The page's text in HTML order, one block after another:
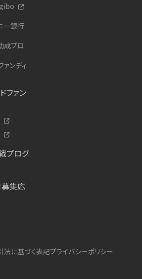
ー銀行
成プロ
ァンディ
ファン
プログ
集応
法に基づく表記プライバシーポリシー